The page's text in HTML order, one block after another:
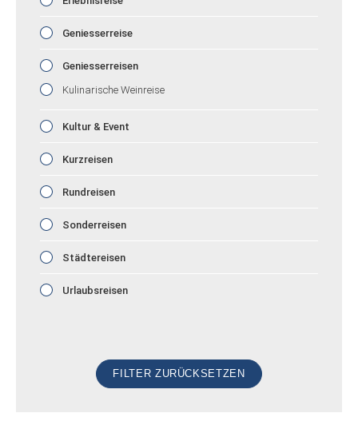
Geniesserreise
Geniesserreisen
Kulinarische Weinreise
Kultur & Event
Kurzreisen
Rundreisen
Sonderreisen
Städtereisen
Urlaubsreisen